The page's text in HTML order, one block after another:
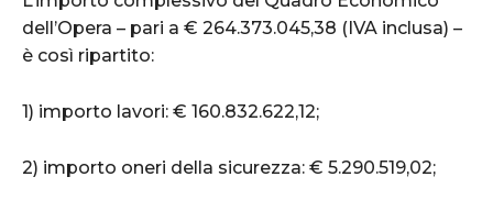
dell’Opera – pari a € 264.373.045,38 (IVA inclusa) –
è così ripartito:
1) importo lavori: € 160.832.622,12;
2) importo oneri della sicurezza: € 5.290.519,02;